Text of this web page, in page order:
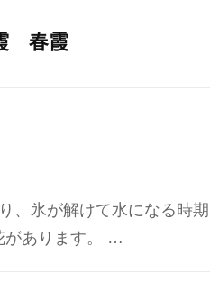
春霞
氷が解けて水になる時期
があります。 …